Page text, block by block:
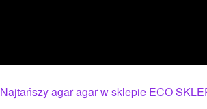
Najtańszy agar agar w sklepie ECO